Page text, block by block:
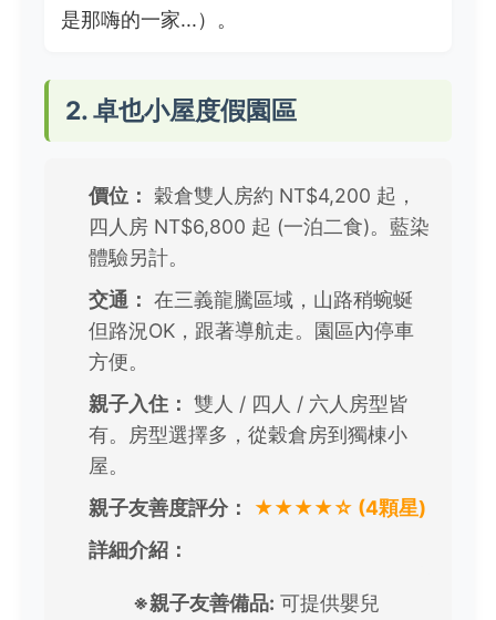
是那嗨的一家...）。
2. 卓也小屋度假園區
價位：
穀倉雙人房約 NT$4,200 起，
四人房 NT$6,800 起 (一泊二食)。藍染
體驗另計。
交通： 在三義龍騰區域，山路稍蜿蜒
但路況OK，跟著導航走。園區內停車
方便。
親子入住： 雙人 / 四人 / 六人房型皆
有。房型選擇多，從穀倉房到獨棟小
屋。
親子友善度評分：
★★★★☆ (4顆星)
詳細介紹：
※親子友善備品: 可提供嬰兒